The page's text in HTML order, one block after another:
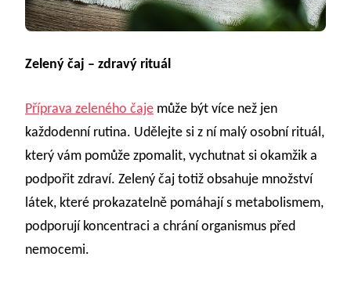
Zelený čaj – zdravý rituál
Příprava zeleného čaje může být více než jen
každodenní rutina. Udělejte si z ní malý osobní rituál,
který vám pomůže zpomalit, vychutnat si okamžik a
podpořit zdraví. Zelený čaj totiž obsahuje množství
látek, které prokazatelně pomáhají s metabolismem,
podporují koncentraci a chrání organismus před
nemocemi.